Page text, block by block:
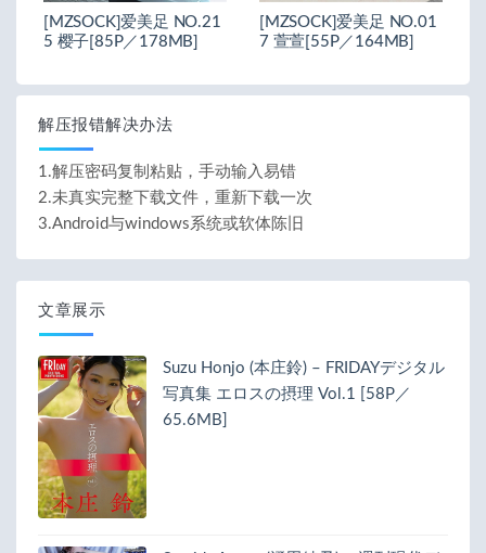
[MZSOCK]爱美足 NO.21
5 樱子[85P／178MB]
[MZSOCK]爱美足 NO.01
7 萱萱[55P／164MB]
解压报错解决办法
1.解压密码复制粘贴，手动输入易错
2.未真实完整下载文件，重新下载一次
3.Android与windows系统或软体陈旧
文章展示
Suzu Honjo (本庄鈴) – FRIDAYデジタル
写真集 エロスの摂理 Vol.1 [58P／
65.6MB]